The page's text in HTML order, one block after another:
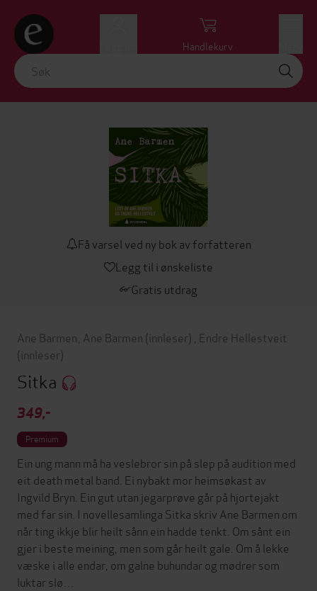
Handlekurv
Få varsel ved ny bok av forfatteren
Legg til i ønskeliste
Gratis utdrag
Ane Barmen Ane Barmen (innleser) Endre Hellestveit
(innleser)
Sitka
349,-
Premium
Ein ung mann må ha veslebror sin på slep på audition med
eit death metal band. Ei nybakt mor heimsøkast av
Ingvild Bryn. Ein gut utan jegarprøve går på hjortejakt
med far sin. I novellesamlinga Sitka skriv Ane Barmen om
når ting ikkje blir heilt sånn ein hadde tenkt. Om sånt ein
gjer i beste meining, men som går heilt gale. Om å lekke
væske i alle endar, om galne buhundar og mødrer som
luktar slø…